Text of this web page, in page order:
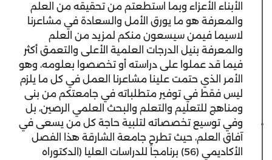
الأبناء الأعزاء وبما استطعتم من تحقيقه من العلم
والمعرفة هو ما يورق الأمل والسعادة في مشاعرنا
لاسيما فيمن سيسعون منكم لمزيد من العلم
والمعرفة بنيل الدرجات العلمية الأعلى والتعمق أكثر
فيما قد عملوا على دراسته أو تخصصوا بعلومه، وهو
الأمر الذي حتمت علينا مشاعرنا العمل في كل ما يلزم
ليس فقط في توفير متطلباته في جامعتكم من بنى
ومناهج للتعليم والتعلم والبحث العلمي الرصين، بل
وفي توسيع تخصصاته لتلبية حاجة كل من يسعى في
آفاق العلم، حيث تطرح جامعة الشارقة هذا الفصل
الأكاديمي (56) برنامجاً للدراسات العليا (الدكتوراه